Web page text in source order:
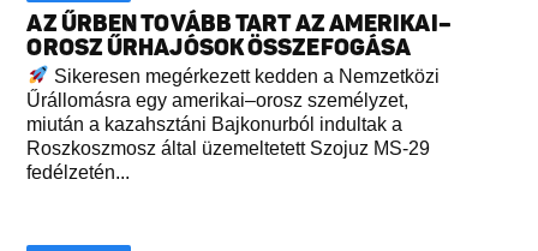
AZ ŰRBEN TOVÁBB TART AZ AMERIKAI–
OROSZ ŰRHAJÓSOK ÖSSZEFOGÁSA
Sikeresen megérkezett kedden a Nemzetközi
Űrállomásra egy amerikai–orosz személyzet,
miután a kazahsztáni Bajkonurból indultak a
Roszkoszmosz által üzemeltetett Szojuz MS-29
fedélzetén...